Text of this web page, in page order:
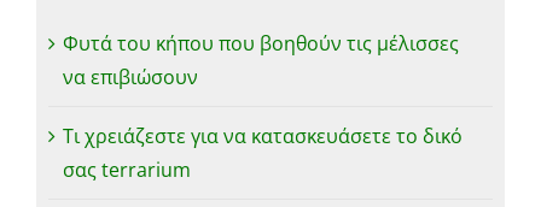
Φυτά του κήπου που βοηθούν τις μέλισσες
να επιβιώσουν
Τι χρειάζεστε για να κατασκευάσετε το δικό
σας terrarium